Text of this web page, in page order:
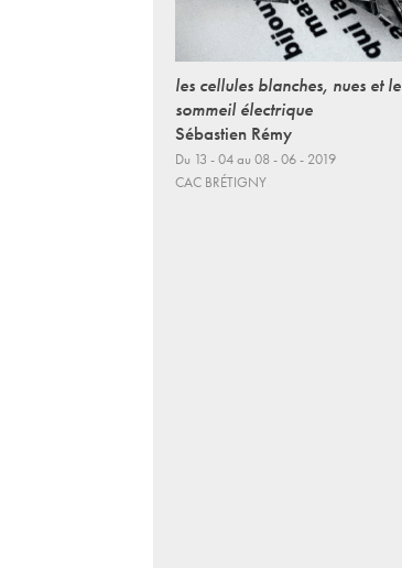
les cellules blanches, nues et le
sommeil électrique
Sébastien Rémy
Du 13 - 04 au 08 - 06 - 2019
CAC BRÉTIGNY